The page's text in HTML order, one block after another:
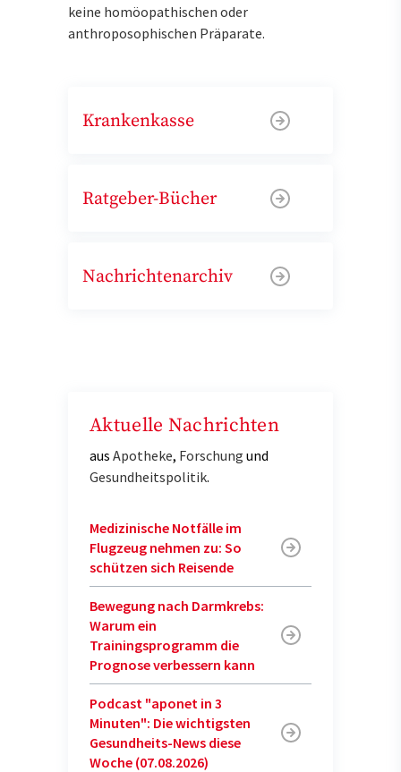
keine homöopathischen oder
anthroposophischen Präparate.
Krankenkasse
Ratgeber-Bücher
Nachrichtenarchiv
Aktuelle Nachrichten
aus Apotheke, Forschung und
Gesundheitspolitik.
Medizinische Notfälle im
Flugzeug nehmen zu: So
schützen sich Reisende
Bewegung nach Darmkrebs:
Warum ein
Trainingsprogramm die
Prognose verbessern kann
Podcast "aponet in 3
Minuten": Die wichtigsten
Gesundheits-News diese
Woche (07.08.2026)